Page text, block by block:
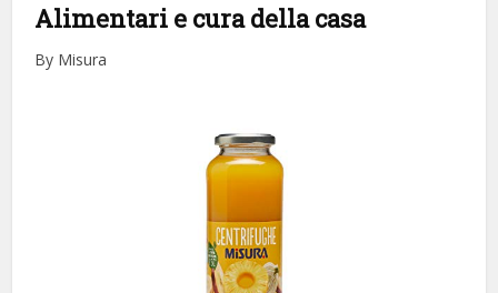
Alimentari e cura della casa
By Misura